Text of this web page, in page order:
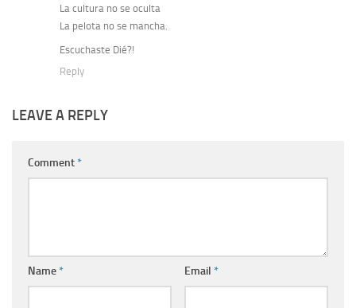
La cultura no se oculta
La pelota no se mancha.
Escuchaste Dié?!
Reply
LEAVE A REPLY
Comment*
Name* Email *